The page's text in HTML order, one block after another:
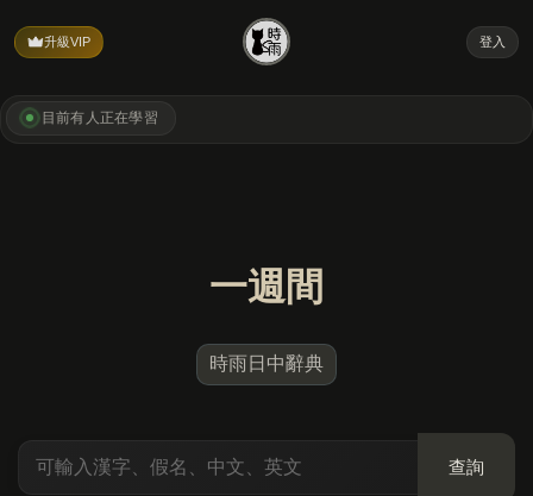
升級VIP 登入
目前有 人正在學習
一週間
時雨日中辭典
查詢